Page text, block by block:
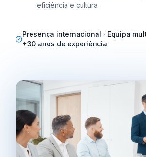
eficiência e cultura.
Presença internacional · Equipa
+30 anos de experiência